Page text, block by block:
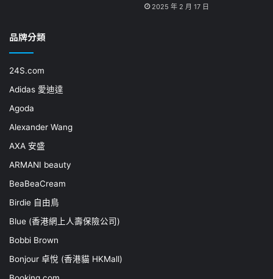
2025 年 2 月 17 日
品牌分類
24S.com
Adidas 愛迪達
Agoda
Alexander Wang
AXA 安盛
ARMANI beauty
BeaBeaCream
Birdie 自由鳥
Blue (香港網上人壽保險公司)
Bobbi Brown
Bonjour 卓悅 (香港貓 HKMall)